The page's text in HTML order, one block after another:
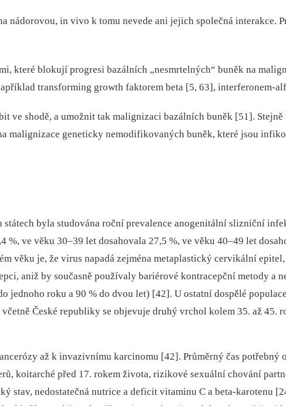
in vivo k tomu nevede ani jejich společná interakce.
které blokují progresi bazálních „nesmrtelných“ buněk na
transforming growth faktorem beta [5, 63], interferonem-
ve shodě, a umožnit tak malignizaci bazálních buněk [51].
malignizace geneticky nemodifikovaných buněk, které jsou
byla studována roční prevalence anogenitální slizniční
ve věku 30–39 let dosahovala 27,5 %, ve věku 40–49 let
věku je, že virus napadá zejména metaplastický cervikální
aniž by současně používaly bariérové kontracepční metody a
jednoho roku a 90 % do dvou let) [42]. U ostatní dospělé
České republiky se objevuje druhý vrchol kolem 35. až 45.
až k invazivnímu karcinomu [42]. Průměrný čas
koitarché před 17. rokem života, rizikové sexuální chování
nedostatečná nutrice a deficit vitaminu C a beta-karotenu